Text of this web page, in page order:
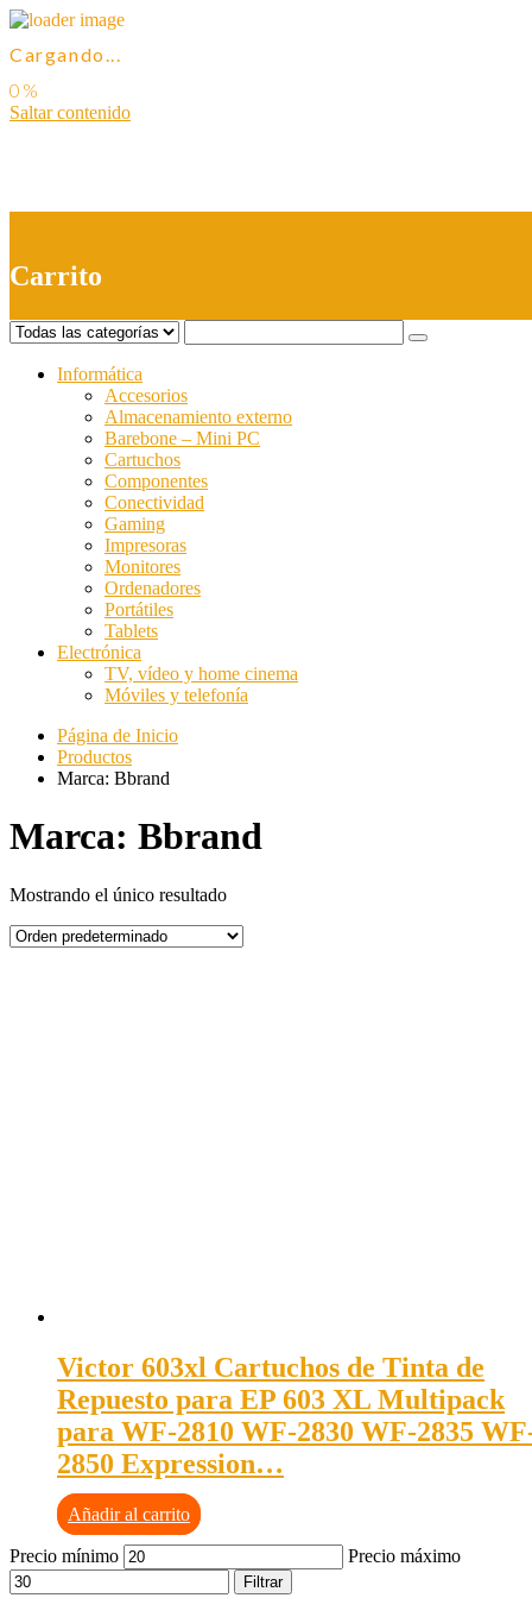
Cargando...
Saltar contenido
Carrito
Informática
Accesorios
Almacenamiento externo
Barebone – Mini PC
Cartuchos
Componentes
Conectividad
Gaming
Impresoras
Monitores
Ordenadores
Portátiles
Tablets
Electrónica
TV, vídeo y home cinema
Móviles y telefonía
Página de Inicio
Productos
Marca: Bbrand
Marca: Bbrand
Mostrando el único resultado
Victor 603xl Cartuchos de Tinta de
Repuesto para EP 603 XL Multipack
para WF-2810 WF-2830 WF-2835
2850 Expression…
Añadir al carrito
Precio mínimo Precio máximo
Filtrar